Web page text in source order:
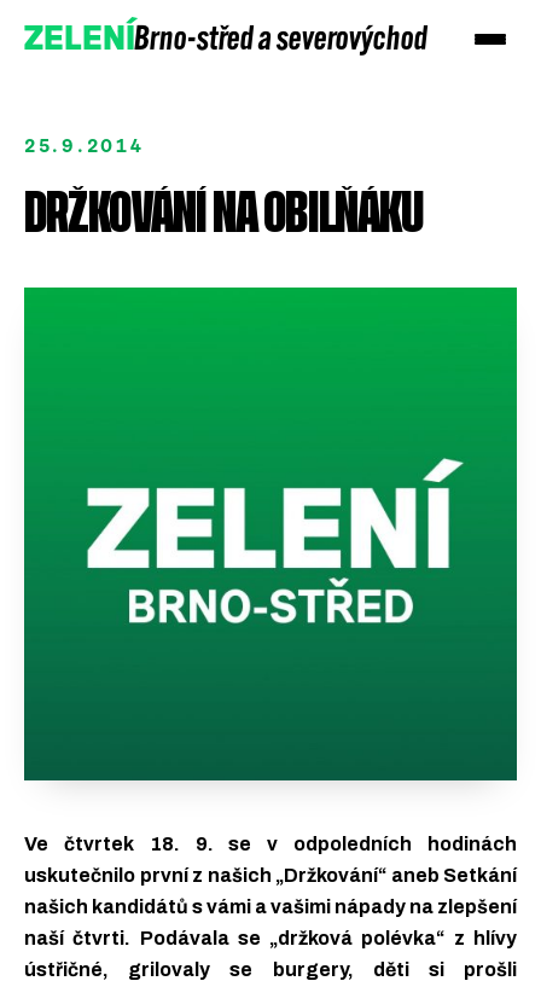
ZELENÍBrno-střed a severovýchod
25.9.2014
DRŽKOVÁNÍ NA OBILŇÁKU
Ve čtvrtek 18. 9. se v odpoledních hodinách
uskutečnilo první z našich „Držkování“ aneb Setkání
našich kandidátů s vámi a vašimi nápady na zlepšení
naší čtvrti. Podávala se „držková polévka“ z hlívy
ústřičné, grilovaly se burgery, děti si prošli